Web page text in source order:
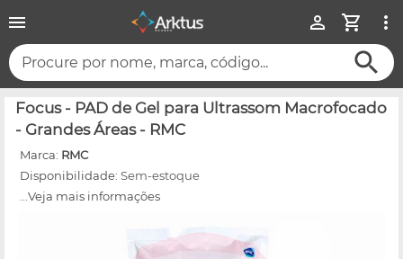
Procure por nome, marca, código...
Focus - PAD de Gel para Ultrassom Macrofocado
- Grandes Áreas - RMC
Marca: RMC
Disponibilidade: Sem-estoque
...Veja mais informações